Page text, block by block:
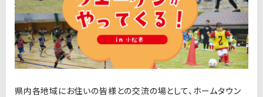
県内各地域にお住いの皆様との交流の場として、ホームタウン